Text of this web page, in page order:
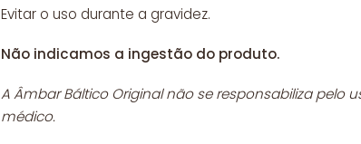
Evitar o uso durante a gravidez.
Não indicamos a ingestão do produto.
A Âmbar Báltico Original não se responsabiliza
médico.